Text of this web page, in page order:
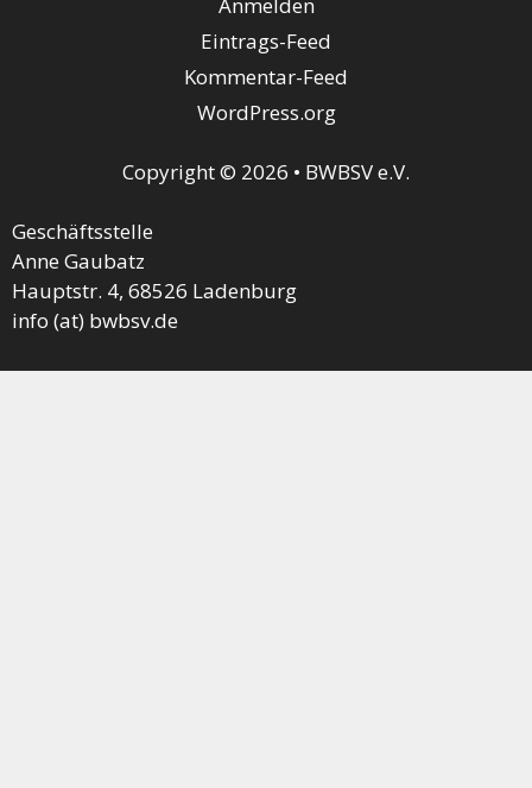
Eintrags-Feed
Kommentar-Feed
WordPress.org
Copyright © 2026 • BWBSV e.V.
Geschäftsstelle
Anne Gaubatz
Hauptstr. 4, 68526 Ladenburg
info (at) bwbsv.de